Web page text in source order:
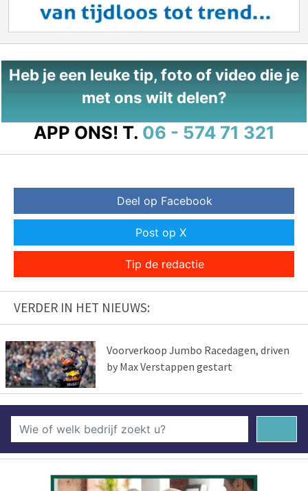
Heb je een leuke tip, foto of video die je
met ons wilt delen?
APP ONS! T. 06 - 574 71 321
Deel op Facebook
Post op X
Tip de redactie
VERDER IN HET NIEUWS:
Voorverkoop Jumbo Racedagen, driven
by Max Verstappen gestart